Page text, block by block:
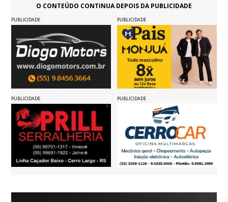
O CONTEÚDO CONTINUA DEPOIS DA PUBLICIDADE
PUBLICIDADE PUBLICIDADE
PUBLICIDADE PUBLICIDADE